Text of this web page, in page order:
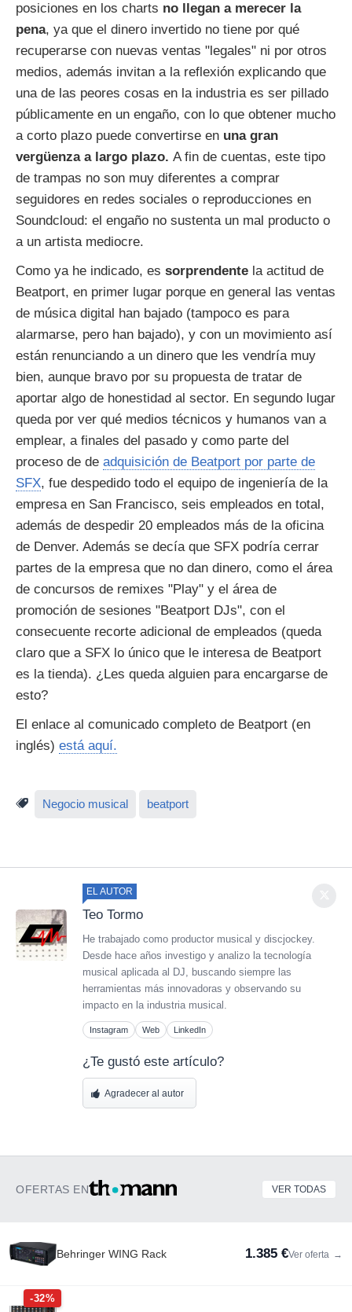
posiciones en los charts no llegan a merecer la
pena, ya que el dinero invertido no tiene por qué
recuperarse con nuevas ventas "legales" ni por otros
medios, además invitan a la reflexión explicando que
una de las peores cosas en la industria es ser pillado
públicamente en un engaño, con lo que obtener mucho
a corto plazo puede convertirse en una gran
vergüenza a largo plazo. A fin de cuentas, este tipo
de trampas no son muy diferentes a comprar
seguidores en redes sociales o reproducciones en
Soundcloud: el engaño no sustenta un mal producto o
a un artista mediocre.
Como ya he indicado, es sorprendente la actitud de
Beatport, en primer lugar porque en general las ventas
de música digital han bajado (tampoco es para
alarmarse, pero han bajado), y con un movimiento así
están renunciando a un dinero que les vendría muy
bien, aunque bravo por su propuesta de tratar de
aportar algo de honestidad al sector. En segundo lugar
queda por ver qué medios técnicos y humanos van a
emplear, a finales del pasado y como parte del
proceso de de adquisición de Beatport por parte de
SFX, fue despedido todo el equipo de ingeniería de la
empresa en San Francisco, seis empleados en total,
además de despedir 20 empleados más de la oficina
de Denver. Además se decía que SFX podría cerrar
partes de la empresa que no dan dinero, como el área
de concursos de remixes "Play" y el área de
promoción de sesiones "Beatport DJs", con el
consecuente recorte adicional de empleados (queda
claro que a SFX lo único que le interesa de Beatport
es la tienda). ¿Les queda alguien para encargarse de
esto?
El enlace al comunicado completo de Beatport (en
inglés) está aquí.
Negocio musical beatport
EL AUTOR
Teo Tormo
He trabajado como productor musical y discjockey.
Desde hace años investigo y analizo la tecnología
musical aplicada al DJ, buscando siempre las
herramientas más innovadoras y observando su
impacto en la industria musical.
Instagram Web LinkedIn
¿Te gustó este artículo?
Agradecer al autor
OFERTAS EN VER TODAS
Behringer WING Rack 1.385 €Ver oferta →
-32%